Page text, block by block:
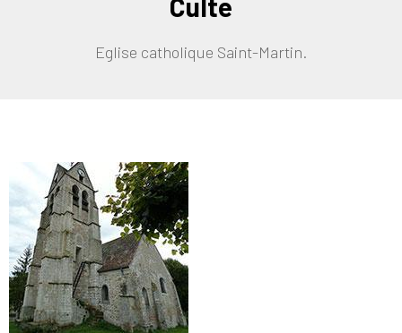
Eglise catholique Saint-Martin.